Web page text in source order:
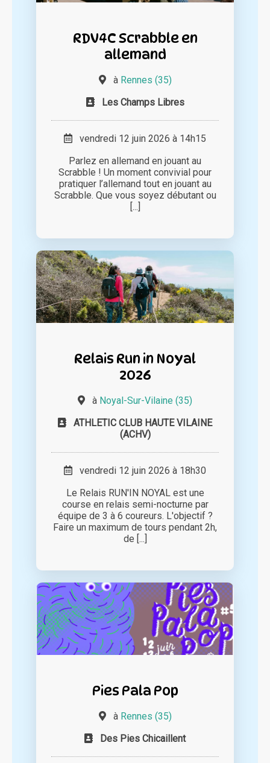
RDV4C Scrabble en
allemand
à Rennes (35)
Les Champs Libres
vendredi 12 juin 2026 à 14h15
Parlez en allemand en jouant au
Scrabble ! Un moment convivial pour
pratiquer l’allemand tout en jouant au
Scrabble. Que vous soyez débutant ou
[...]
Relais Run in Noyal
2026
à Noyal-Sur-Vilaine (35)
ATHLETIC CLUB HAUTE VILAINE
(ACHV)
vendredi 12 juin 2026 à 18h30
Le Relais RUN'IN NOYAL est une
course en relais semi-nocturne par
équipe de 3 à 6 coureurs. L'objectif ?
Faire un maximum de tours pendant 2h,
de [...]
Pies Pala Pop
à Rennes (35)
Des Pies Chicaillent